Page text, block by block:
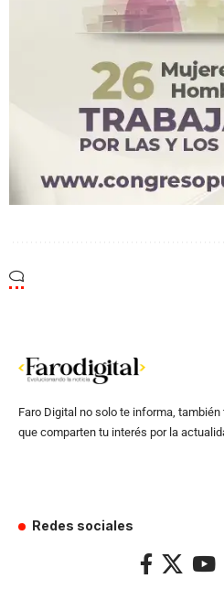
Faro Digital no solo te informa,
que comparten tu interés por la
Redes sociales